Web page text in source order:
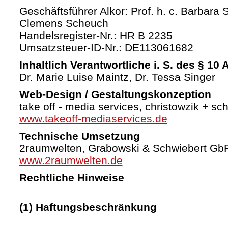
Geschäftsführer Alkor: Prof. h. c. Barbara
Clemens Scheuch
Handelsregister-Nr.: HR B 2235
Umsatzsteuer-ID-Nr.: DE113061682
Inhaltlich Verantwortliche i. S. des § 10
Dr. Marie Luise Maintz, Dr. Tessa Singer
Web-Design / Gestaltungskonzeption
take off - media services, christowzik +
www.takeoff-mediaservices.de
Technische Umsetzung
2raumwelten, Grabowski & Schwiebert
www.2raumwelten.de
Rechtliche Hinweise
(1) Haftungsbeschränkung